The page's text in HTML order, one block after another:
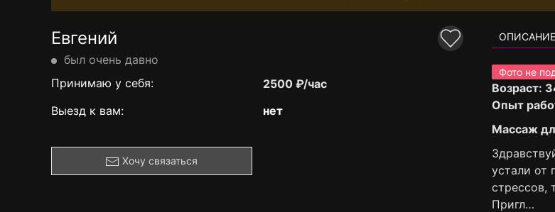
Евгений
был очень давно
Принимаю у себя:
2500 ₽/час
Выезд к вам:
нет
Хочу связаться
ОПИСАНИЕ
Фото не
Возраст:
Опыт
Массаж
устали от
стрессов,
Пригл…